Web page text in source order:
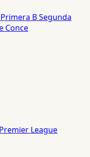
Primera BSegunda
Conce
Premier League